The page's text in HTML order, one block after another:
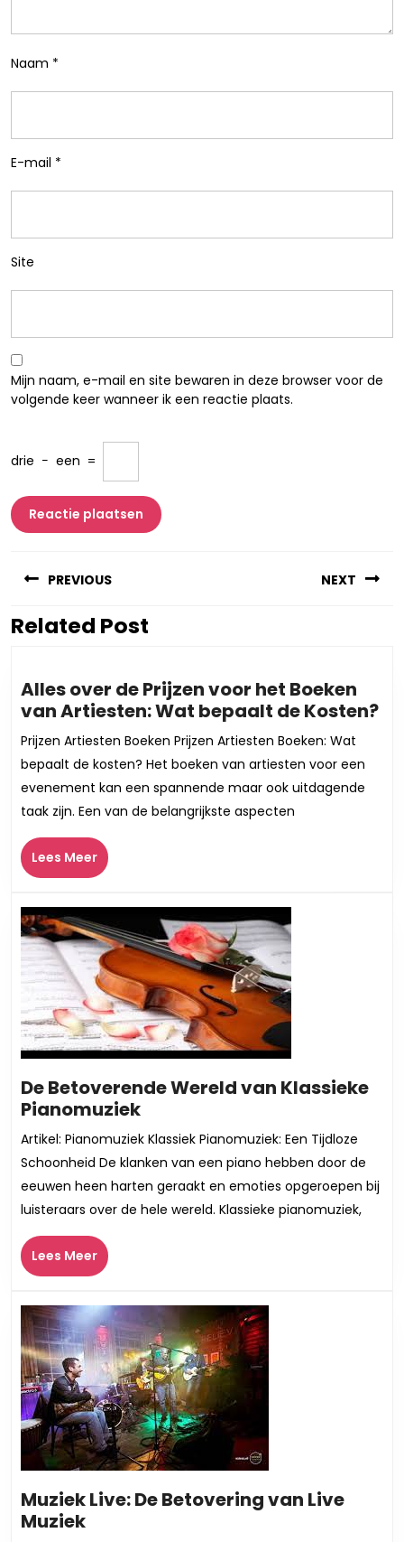
Naam *
E-mail *
Site
Mijn naam, e-mail en site bewaren in deze browser voor de
volgende keer wanneer ik een reactie plaats.
drie − een =
PREVIOUS
Vorig
NEXT
Related Post
Alles over de Prijzen voor het Boeken
van Artiesten: Wat bepaalt de Kosten?
Prijzen Artiesten Boeken Prijzen Artiesten Boeken: Wat
bepaalt de kosten? Het boeken van artiesten voor een
evenement kan een spannende maar ook uitdagende
taak zijn. Een van de belangrijkste aspecten
Lees MeerLees
Meer
De Betoverende Wereld van Klassieke
PianomuziekDe
Betoverende
Wereld
van
Klassieke
Pianomuziek
Artikel: Pianomuziek Klassiek Pianomuziek: Een Tijdloze
Schoonheid De klanken van een piano hebben door de
eeuwen heen harten geraakt en emoties opgeroepen bij
luisteraars over de hele wereld. Klassieke pianomuziek,
Lees MeerLees
Meer
Muziek Live: De Betovering van Live
MuziekMuziek